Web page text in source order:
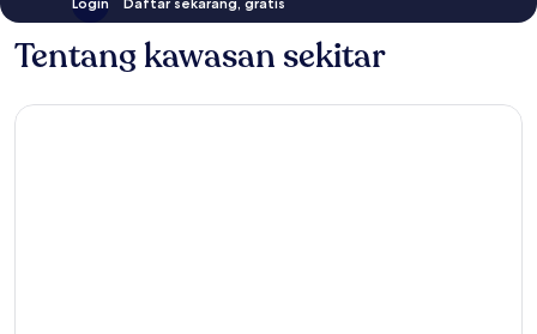
Tentang kawasan sekitar